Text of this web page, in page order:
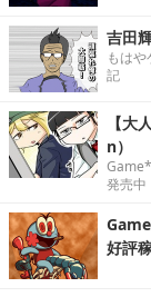
吉田
もは
記
【大
n）
発売中
好評